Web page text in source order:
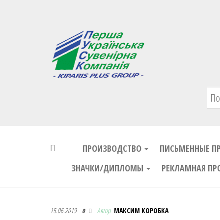
Первая Украинская Сувенирная
ПРОИЗВОДСТВО ПИСЬМЕННЫЕ
ЗНАЧКИ/ДИПЛОМЫ
РЕКЛАМНАЯ
Первая Украинская Сувенирная
15.06.2019 0 Автор МАКСИМ КОРОБКА